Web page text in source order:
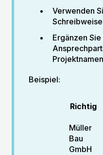
Verwenden
Schreibweise
Ergänzen
Beispiel:
Richtig
Müller
Bau
GmbH